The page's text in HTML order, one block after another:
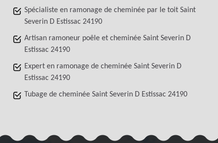
Spécialiste en ramonage de cheminée par le toit Saint
Severin D Estissac 24190
Artisan ramoneur poêle et cheminée Saint Severin D
Estissac 24190
Expert en ramonage de cheminée Saint Severin D
Estissac 24190
Tubage de cheminée Saint Severin D Estissac 24190